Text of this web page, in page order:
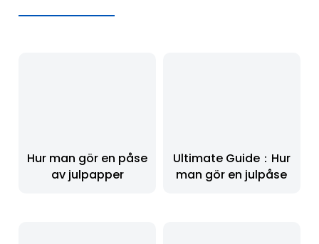
Hur man gör en påse
av julpapper
Ultimate Guide：Hur
man gör en julpåse